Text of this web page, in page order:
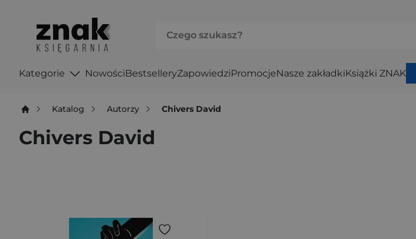
Kategorie NowościBestselleryZapowiedziPromocjeNasze zakładkiKsiążki ZNAK
Katalog Autorzy Chivers David
Chivers David